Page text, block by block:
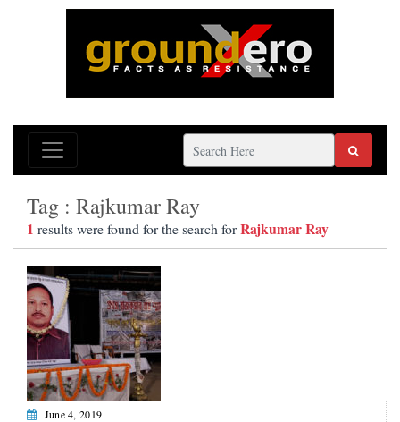
Tag : Rajkumar Ray
1 results were found for the search forRajkumar Ray
June 4, 2019